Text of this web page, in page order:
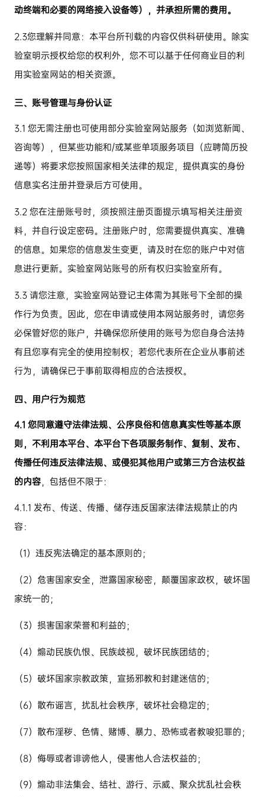
动终端和必要的网络接入设备等），并承担所需的费用。
2.3您理解并同意：本平台所刊载的内容仅供科研使用。除实
验室明示授权给您的权利外，您不可以基于任何商业目的利
用实验室网站的相关资源。
三、账号管理与身份认证
3.1您无需注册也可使用部分实验室网站服务（如浏览新闻、
咨询等），但某些功能和/或某些单项服务项目（应聘简历投
递等）将要求您按照国家相关法律的规定，提供真实的身份
信息实名注册并登录后方可使用。
3.2您在注册账号时，须按照注册页面提示填写相关注册资
料，并自行设定密码。注册账户时，您需要提供真实、准确
的信息。如果您的信息发生变更，请及时在您的账户中对信
息进行更新。实验室网站账号的所有权归实验室所有。
3.3请您注意，实验室网站登记主体需为其账号下全部的操
作行为负责。因此，您在申请或使用本网站服务时，请您务
必保管好您的账户，并确保您所使用的账号为您自身合法持
有且您享有完全的使用控制权；若您代表所在企业从事前述
行为，请确保已于事前取得相应的合法授权。
四、用户行为规范
4.1您同意遵守法律法规、公序良俗和信息真实性等基本原
则，不利用本平台、本平台下各项服务制作、复制、发布、
传播任何违反法律法规、或侵犯其他用户或第三方合法权益
的内容，包括但不限于：
4.1.1发布、传送、传播、储存违反国家法律法规禁止的内
容：
（1）违反宪法确定的基本原则的；
（2）危害国家安全，泄露国家秘密，颠覆国家政权，破坏国
家统一的；
（3）损害国家荣誉和利益的；
（4）煽动民族仇恨、民族歧视，破坏民族团结的；
（5）破坏国家宗教政策，宣扬邪教和封建迷信的；
（6）散布谣言，扰乱社会秩序，破坏社会稳定的；
（7）散布淫秽、色情、赌博、暴力、恐怖或者教唆犯罪的；
（8）侮辱或者诽谤他人，侵害他人合法权益的；
（9）煽动非法集会、结社、游行、示威、聚众扰乱社会秩